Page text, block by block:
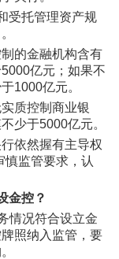
受托管理资产规
的金融机构含有
亿元；如果不
1000亿元。
质控制商业银
少于5000亿元。
依然握有主导权
监管要求，认
金控？
情况符合设立金
照纳入监管，要